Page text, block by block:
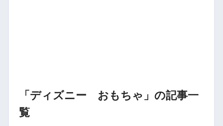
「ディズニー おもちゃ」の記事一
覧